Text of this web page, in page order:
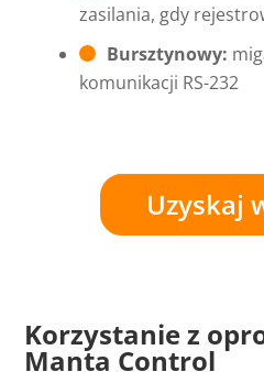
zasilania, gdy
Bursztynowy:
komunikacji RS-232
Uzyskaj
Korzystanie z
Manta Control